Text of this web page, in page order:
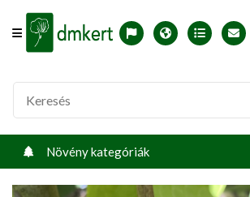
Offcanvas Menu Open
English version
Télállósági zónák
Növény kategóriák